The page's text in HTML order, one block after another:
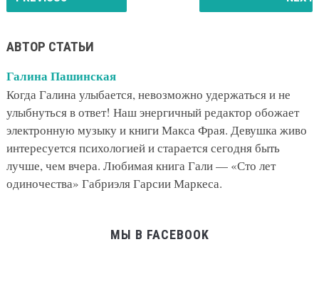
АВТОР СТАТЬИ
Галина Пашинская
Когда Галина улыбается, невозможно удержаться и не
улыбнуться в ответ! Наш энергичный редактор обожает
электронную музыку и книги Макса Фрая. Девушка живо
интересуется психологией и старается сегодня быть
лучше, чем вчера. Любимая книга Гали — «Сто лет
одиночества» Габриэля Гарсии Маркеса.
МЫ В FACEBOOK